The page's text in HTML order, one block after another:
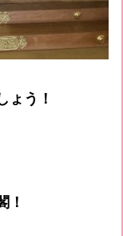
ょう！
！